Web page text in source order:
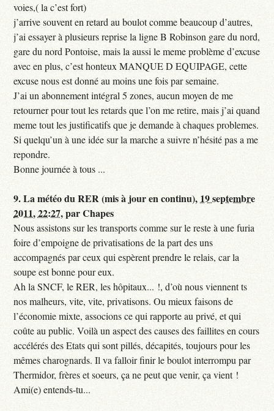
voies,( la c’est fort)
j’arrive souvent en retard au boulot comme beaucoup d’autres,
j’ai essayer à plusieurs reprise la ligne B Robinson gare du nord,
gare du nord Pontoise, mais la aussi le meme problème d’excuse
avec en plus, c’est honteux MANQUE D EQUIPAGE, cette
excuse nous est donné au moins une fois par semaine.
J’ai un abonnement intégral 5 zones, aucun moyen de me
retourner pour tout les retards que l’on me retire, mais j’ai quand
meme tout les justificatifs que je demande à chaques problemes.
Si quelqu’un à une idée sur la marche a suivre n’hésité pas a me
repondre.
Bonne journée à tous ...
9.La météo du RER (mis à jour en continu), 19 septembre
2011, 22:27,parChapes
Nous assistons sur les transports comme sur le reste à une furia
foire d’empoigne de privatisations de la part des uns
accompagnés par ceux qui espèrent prendre le relais, car la
soupe est bonne pour eux.
Ah la SNCF, le RER, les hôpitaux... !, d’où nous viennent ts
nos malheurs, vite, vite, privatisons. Ou mieux faisons de
l’économie mixte, associons ce qui rapporte au privé, et qui
coûte au public. Voilà un aspect des causes des faillites en cours
accélérés des Etats qui sont pillés, décapités, toujours pour les
mêmes charognards. Il va falloir finir le boulot interrompu par
Thermidor, frères et soeurs, ça ne peut que venir, ça vient !
Ami(e) entends-tu...